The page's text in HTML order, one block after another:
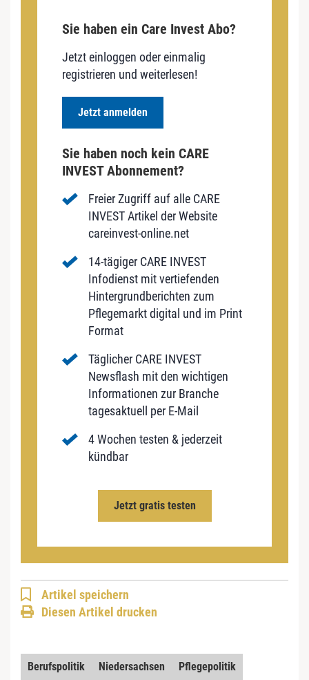
Sie haben ein Care Invest Abo?
Jetzt einloggen oder einmalig
registrieren und weiterlesen!
Jetzt anmelden
Sie haben noch kein CARE
INVEST Abonnement?
Freier Zugriff auf alle CARE
INVEST Artikel der Website
careinvest-online.net
14-tägiger CARE INVEST
Infodienst mit vertiefenden
Hintergrundberichten zum
Pflegemarkt digital und im Print
Format
Täglicher CARE INVEST
Newsflash mit den wichtigen
Informationen zur Branche
tagesaktuell per E-Mail
4 Wochen testen & jederzeit
kündbar
Jetzt gratis testen
Artikel speichern
Diesen Artikel drucken
Berufspolitik Niedersachsen Pflegepolitik